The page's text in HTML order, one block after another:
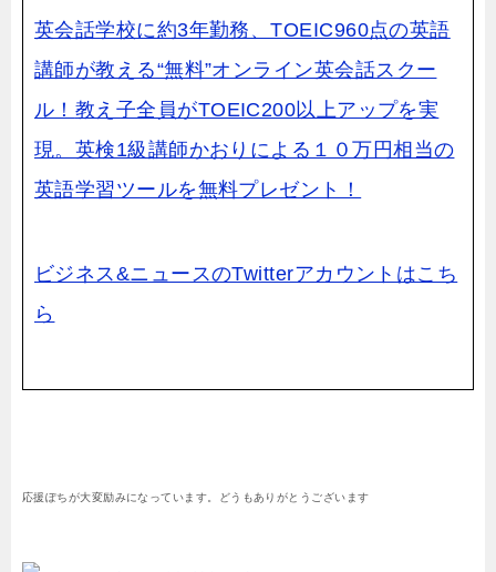
英会話学校に約3年勤務、TOEIC960点の英語
講師が教える“無料”オンライン英会話スクー
ル！ 教え子全員がTOEIC200以上アップを実
現。英検1級講師かおりによる１０万円相当の
英語学習ツールを無料プレゼント！
ビジネス&ニュースのTwitterアカウントはこち
ら
応援ぽちが大変励みになっています。どうもありがとうございます